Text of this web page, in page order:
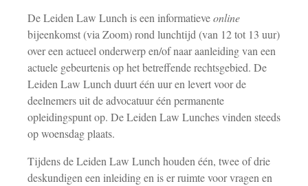
De Leiden Law Lunch is een informatieveonline
bijeenkomst (via Zoom) rond lunchtijd (van 12 tot 13 uur)
over een actueel onderwerp en/of naar aanleiding van een
actuele gebeurtenis op het betreffende rechtsgebied. De
Leiden Law Lunch duurt één uur en levert voor de
deelnemers uit de advocatuur één permanente
opleidingspunt op. De Leiden Law Lunches vinden steeds
op woensdag plaats.
Tijdens de Leiden Law Lunch houden één, twee of drie
deskundigen een inleiding en is er ruimte voor vragen en